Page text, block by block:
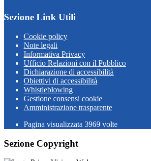
Sezione Link Utili
Cookie policy
Note legali
Informativa Privacy
Ufficio Relazioni con il Pubblico
Dichiarazione di accessibilità
Obiettivi di accessibilità
Whistleblowing
Gestione consensi cookie
Amministrazione trasparente
Pagina visualizzata 3969 volte
Sezione Copyright